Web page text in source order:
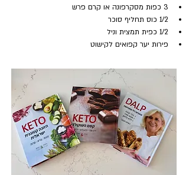
3 כפות מסקרפונה או קרם פרש
1/2 כוס תחליף סוכר
1/2 כפית תמצית וניל
פירות יער קפואים לקישוט